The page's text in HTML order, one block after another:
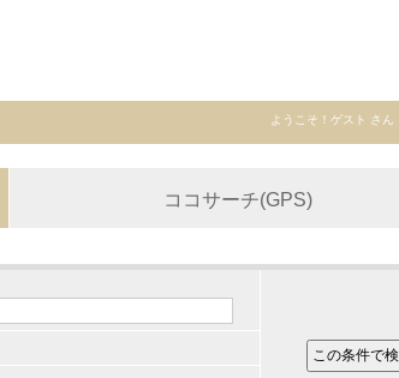
ようこそ！ ゲスト さん
ココサーチ(GPS)